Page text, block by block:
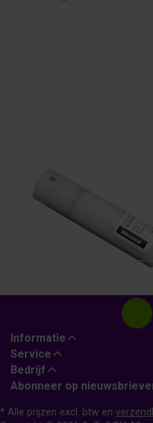
KCD-ON420
O2 sensor, 4-20mA, RS485
Informatie
Service
Bedrijf
Abonneer op
* Alle prijzen excl. btw en